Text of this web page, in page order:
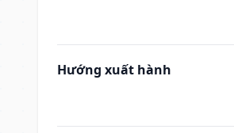
Hướng xuất hành